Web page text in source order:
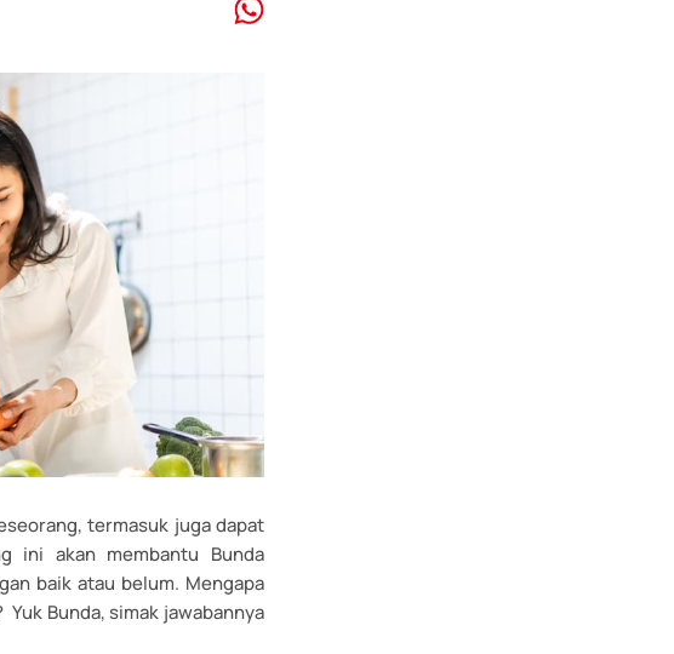
termasuk juga dapat
ini akan membantu Bunda
baik atau belum. Mengapa
Bunda, simak jawabannya